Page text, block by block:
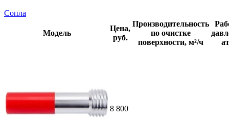
Сопла
Модель
Цена,
руб.
Производительность
по очистке
поверхности, м²/ч
8 800